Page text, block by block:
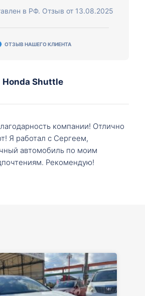
в РФ. Отзыв от 13.08.2025
ОТЗЫВ НАШЕГО КЛИЕНТА
Honda Shuttle
компании! Отлично
Я работал с Сергеем,
автомобиль по моим
Рекомендую!